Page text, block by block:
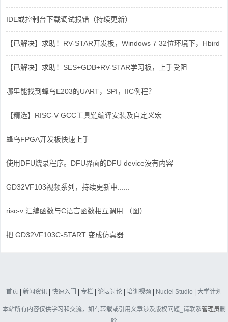
IDE或控制台下载调试报错（持续更新）
【已解决】求助！RV-STAR开发板，Windows 7 32位环境下，
【已解决】求助！SES+GDB+RV-STAR学习板，上手受阻
哪里能找到蜂鸟E203的UART，SPI，IIC例程？
【精选】RISC-V GCC工具链编译安装及自定义宏
蜂鸟FPGA开发板快速上手
使用DFU烧录程序。DFU界面的DFU device没有内容
GD32VF103视频系列，持续更新中......
risc-v 汇编函数与C语言函数相互调用 （图）
把 GD32VF103C-START 变成仿真器
首页 | 新闻资讯 | 快速入门 | 专栏 | 论坛讨论 | 培训视频 | Nuclei Studio | 大学计划
本站所有内容仅供学习和交流，如有转载或引用文章涉及版权问题_请联系管理员删